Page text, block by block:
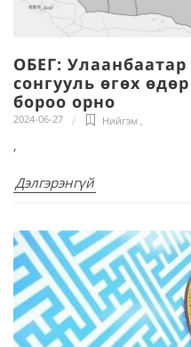
ОБЕГ:
сонгууль өгөх
бороо орно
2024-06-27 Нийгэм ,
,
Дэлгэрэнгүй